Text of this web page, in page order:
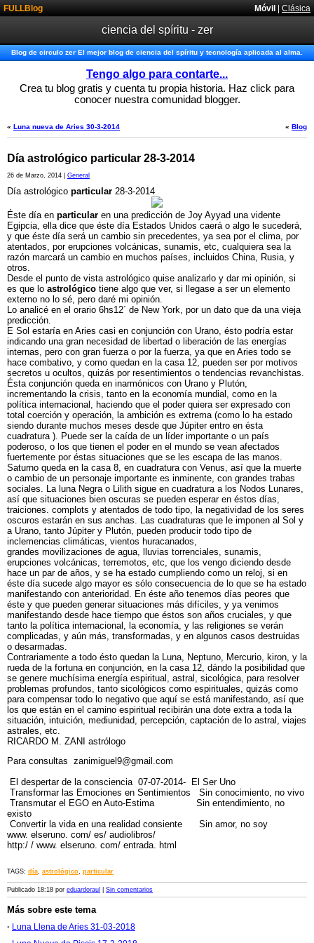
Móvil | Clásica
FULLBlog
ciencia del spíritu - zer
Blog de circulo zer El mejor blog de ciencia del spíritu y tecnología aplicada al alma.
Tengo algo para contarte...
Crea tu blog gratis y cuenta tu propia historia. Haz click para
conocer nuestra comunidad blogger.
« Blog
« Luna nueva de Aries 30-3-2014
Día astrológico particular 28-3-2014
26 de Marzo, 2014 | General
Día astrológico particular 28-3-2014
Éste día en particular en una predicción de Joy Ayyad una vidente
Egipcia, ella dice que éste día Estados Unidos caerá o algo le sucederá,
y que éste día será un cambio sin precedentes, ya sea por el clima, por
atentados, por erupciones volcánicas, sunamis, etc, cualquiera sea la
razón marcará un cambio en muchos países, incluidos China, Rusia, y
otros.
Desde el punto de vista astrológico quise analizarlo y dar mi opinión, si
es que lo astrológico tiene algo que ver, si llegase a ser un elemento
externo no lo sé, pero daré mi opinión.
Lo analicé en el orario 6hs12´ de New York, por un dato que da una vieja
predicción.
E Sol estaría en Aries casi en conjunción con Urano, ésto podría estar
indicando una gran necesidad de libertad o liberación de las energías
internas, pero con gran fuerza o por la fuerza, ya que en Aries todo se
hace combativo, y como quedan en la casa 12, pueden ser por motivos
secretos u ocultos, quizás por resentimientos o tendencias revanchistas.
Ésta conjunción queda en inarmónicos con Urano y Plutón,
incrementando la crisis, tanto en la economía mundial, como en la
política internacional, haciendo que el poder quiera ser expresado con
total coerción y operación, la ambición es extrema (como lo ha estado
siendo durante muchos meses desde que Júpiter entro en ésta
cuadratura ). Puede ser la caída de un líder importante o un país
poderoso, o los que tienen el poder en el mundo se vean afectados
fuertemente por éstas situaciones que se les escapa de las manos.
Saturno queda en la casa 8, en cuadratura con Venus, así que la muerte
o cambio de un personaje importante es inminente, con grandes trabas
sociales. La luna Negra o Lilith sigue en cuadratura a los Nodos Lunares,
así que situaciones bien oscuras se pueden esperar en éstos días,
traiciones. complots y atentados de todo tipo, la negatividad de los seres
oscuros estarán en sus anchas. Las cuadraturas que le imponen al Sol y
a Urano, tanto Júpiter y Plutón, pueden producir todo tipo de
inclemencias climáticas, vientos huracanados,
grandes movilizaciones de agua, lluvias torrenciales, sunamis,
erupciones volcánicas, terremotos, etc, que los vengo diciendo desde
hace un par de años, y se ha estado cumpliendo como un reloj, si en
éste día sucede algo mayor es sólo consecuencia de lo que se ha estado
manifestando con anterioridad. En éste año tenemos días peores que
éste y que pueden generar situaciones más difíciles, y ya venimos
manifestando desde hace tiempo que éstos son años cruciales, y que
tanto la política internacional, la economía, y las religiones se verán
complicadas, y aún más, transformadas, y en algunos casos destruidas
o desarmadas.
Contrariamente a todo ésto quedan la Luna, Neptuno, Mercurio, kiron, y la
rueda de la fortuna en conjunción, en la casa 12, dándo la posibilidad que
se genere muchísima energía espiritual, astral, sicológica, para resolver
problemas profundos, tanto sicológicos como espirituales, quizás como
para compensar todo lo negativo que aquí se está manifestando, así que
los que están en el camino espiritual recibirán una dote extra a toda la
situación, intuición, mediunidad, percepción, captación de lo astral, viajes
astrales, etc.
RICARDO M. ZANI astrólogo
Para consultas zanimiguel9@gmail.com
El despertar de la consciencia 07-07-2014- El Ser Uno
Transformar las Emociones en Sentimientos Sin conocimiento, no vivo
Transmutar el EGO en Auto-Estima Sin entendimiento, no
existo
Convertir la vida en una realidad consiente Sin amor, no soy
www. elseruno. com/ es/ audiolibros/
http:/ / www. elseruno. com/ entrada. html
TAGS: día astrológico particular
Publicado 18:18 por eduardoraul Sin comentarios
Más sobre este tema
· Luna Llena de Aries 31-03-2018